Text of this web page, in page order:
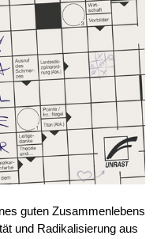
guten Zusammenlebens
und Radikalisierung aus